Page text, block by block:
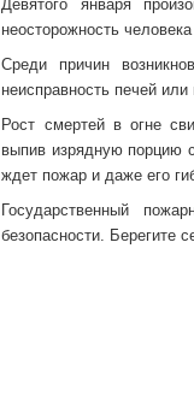
Девятого января
неосторожность
Среди причин
неисправность печей
Рост смертей в огне
выпив изрядную порцию
ждет пожар и даже его
Государственный
безопасности. Берегите